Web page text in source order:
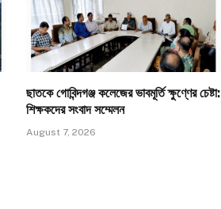
ছাতকে গোবিন্দগঞ্জ কলেজের ভাবমূর্তি ক্ষুণ্ণের চেষ্টা:
শিক্ষকদের সংবাদ সম্মেলন
August 7, 2026